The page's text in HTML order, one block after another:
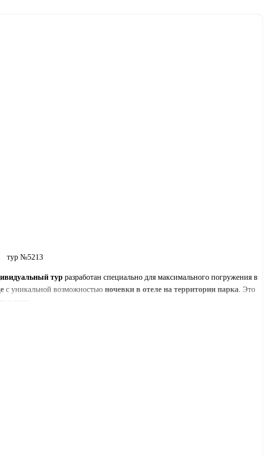
тур №5213
тур разработан специально для максимального погружения в
с уникальной возможностью ночевки в отеле на территории парка. Это
в парк.